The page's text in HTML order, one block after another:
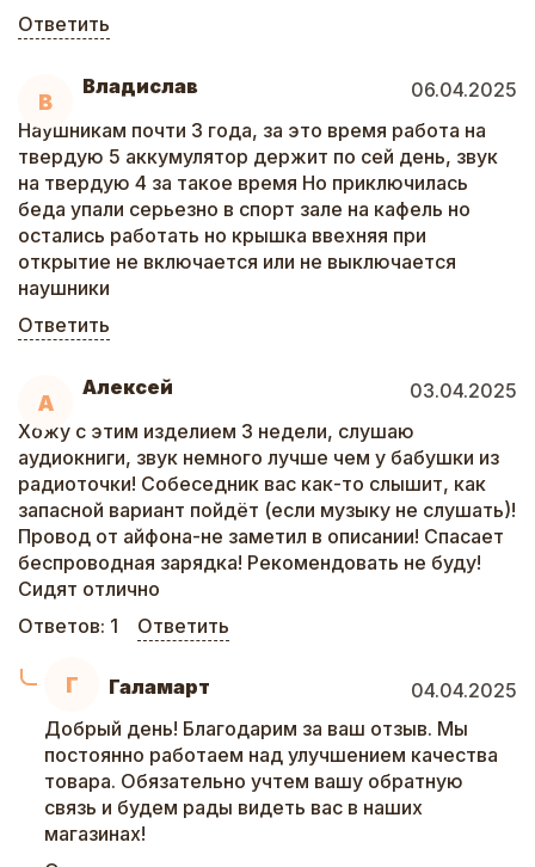
Ответить
В
Владислав
06.04.2025
Наушникам почти 3 года, за это время работа на
твердую 5 аккумулятор держит по сей день, звук
на твердую 4 за такое время Но приключилась
беда упали серьезно в спорт зале на кафель но
остались работать но крышка ввехняя при
открытие не включается или не выключается
наушники
Ответить
А
Алексей
03.04.2025
Хожу с этим изделием 3 недели, слушаю
аудиокниги, звук немного лучше чем у бабушки из
радиоточки! Собеседник вас как-то слышит, как
запасной вариант пойдёт (если музыку не слушать)!
Провод от айфона-не заметил в описании! Спасает
беспроводная зарядка! Рекомендовать не буду!
Сидят отлично
Ответов: 1 Ответить
Г Галамарт
04.04.2025
Добрый день! Благодарим за ваш отзыв. Мы
постоянно работаем над улучшением качества
товара. Обязательно учтем вашу обратную
связь и будем рады видеть вас в наших
магазинах!